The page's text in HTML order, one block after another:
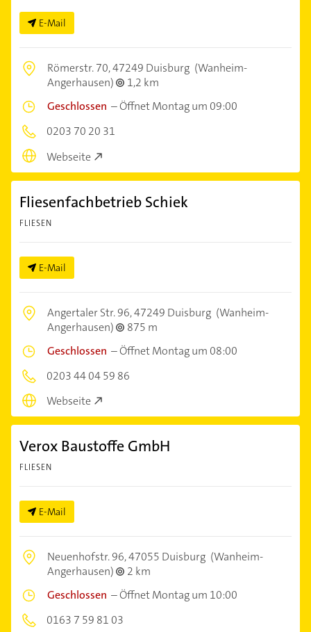
E-Mail
Römerstr. 70,47249 Duisburg (Wanheim-
Angerhausen)
1,2 km
Geschlossen –Öffnet Montag um 09:00
0203 70 20 31
Webseite
Fliesenfachbetrieb Schiek
FLIESEN
E-Mail
Angertaler Str. 96,47249 Duisburg (Wanheim-
Angerhausen)
875 m
Geschlossen –Öffnet Montag um 08:00
0203 44 04 59 86
Webseite
Verox Baustoffe GmbH
FLIESEN
E-Mail
Neuenhofstr. 96,47055 Duisburg (Wanheim-
Angerhausen)
2 km
Geschlossen –Öffnet Montag um 10:00
0163 7 59 81 03